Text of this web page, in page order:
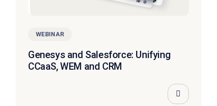
WEBINAR
Genesys and Salesforce: Unifying
CCaaS, WEM and CRM